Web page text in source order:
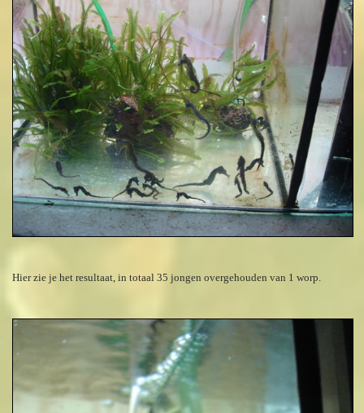
Hier zie je het resultaat, in totaal 35 jongen overgehouden van 1 worp.